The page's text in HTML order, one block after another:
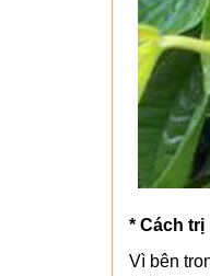
* Cách trị
Vì bên